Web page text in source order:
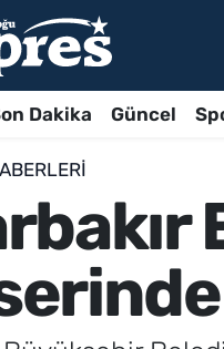
Dakika Güncel